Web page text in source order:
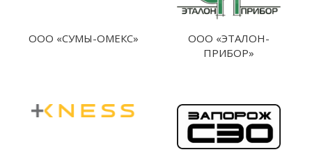
ООО «СУМЫ-ОМЕКС»
ООО «ЭТАЛОН-
ПРИБОР»